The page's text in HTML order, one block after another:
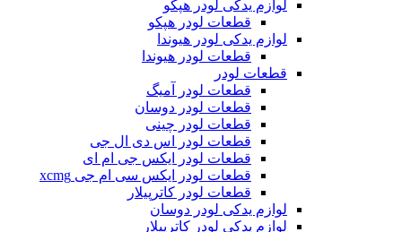
لوازم یدکی لودر هپکو
قطعات لودر هپکو
لوازم یدکی لودر هیوندا
قطعات لودر هیوندا
قطعات لودر
قطعات لودر آمیگ
قطعات لودر دوسان
قطعات لودر چینی
قطعات لودر اس دی ال جی
قطعات لودر ایکس جی ام ای
قطعات لودر ایکس سی ام جی xcmg
قطعات لودر کاترپیلار
لوازم یدکی لودر دوسان
لوازم یدکی لودر کاترپیلار